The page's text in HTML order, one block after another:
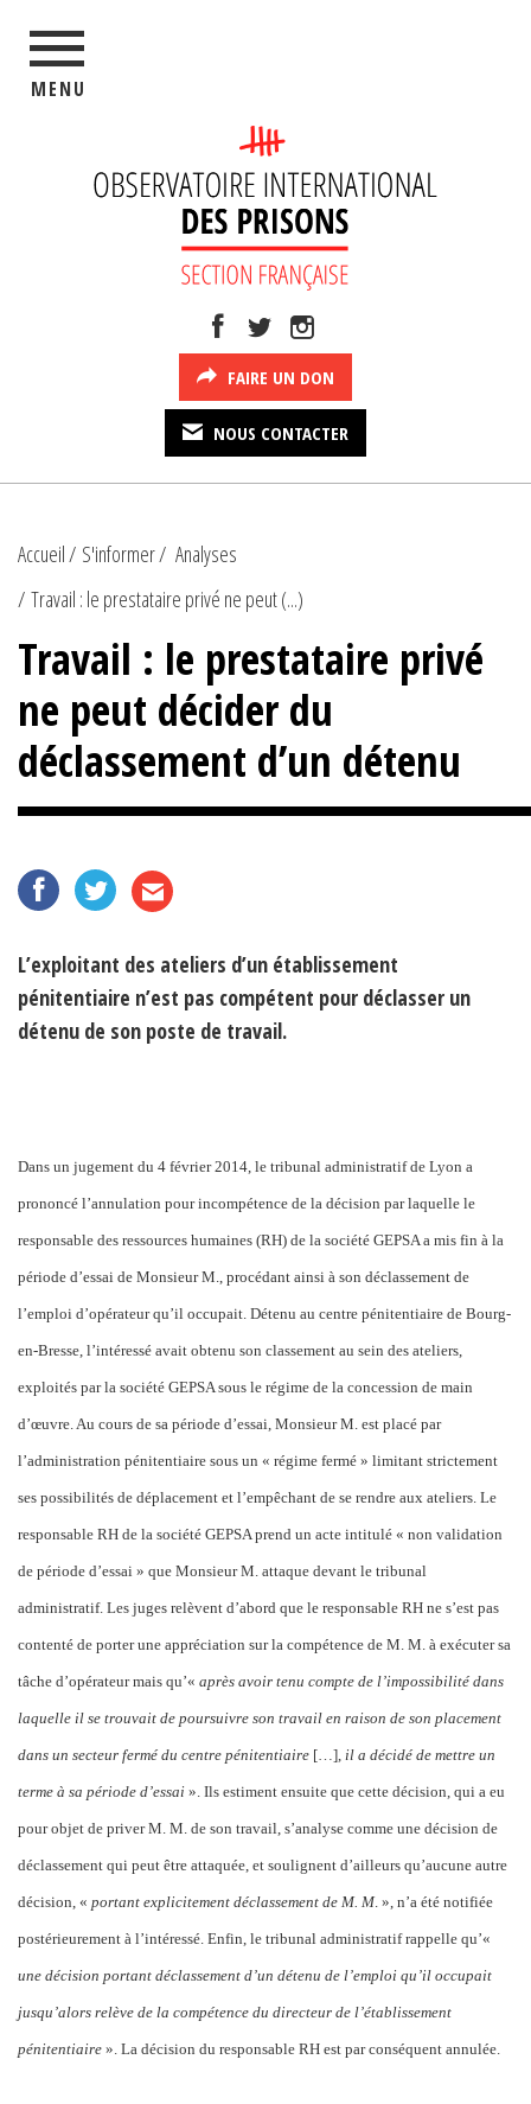
MENU
FAIRE UN DON
NOUS CONTACTER
Accueil S'informer
Analyses
Travail : le prestataire privé ne peut (...)
Travail : le prestataire privé
ne peut décider du
déclassement d’un détenu
L’exploitant des ateliers d’un établissement
pénitentiaire n’est pas compétent pour déclasser un
détenu de son poste de travail.
Dans un jugement du 4 février 2014, le tribunal administratif de Lyon a
prononcé l’annulation pour incompétence de la décision par laquelle le
responsable des ressources humaines (RH) de la société GEPSA a mis fin à la
période d’essai de Monsieur M., procédant ainsi à son déclassement de
l’emploi d’opérateur qu’il occupait. Détenu au centre pénitentiaire de Bourg-
en-Bresse, l’intéressé avait obtenu son classement au sein des ateliers,
exploités par la société GEPSA sous le régime de la concession de main
d’œuvre. Au cours de sa période d’essai, Monsieur M. est placé par
l’administration pénitentiaire sous un « régime fermé » limitant strictement
ses possibilités de déplacement et l’empêchant de se rendre aux ateliers. Le
responsable RH de la société GEPSA prend un acte intitulé « non validation
de période d’essai » que Monsieur M. attaque devant le tribunal
administratif. Les juges relèvent d’abord que le responsable RH ne s’est pas
contenté de porter une appréciation sur la compétence de M. M. à exécuter sa
tâche d’opérateur mais qu’« après avoir tenu compte de l’impossibilité dans
laquelle il se trouvait de poursuivre son travail en raison de son placement
dans un secteur fermé du centre pénitentiaire […], il a décidé de mettre un
terme à sa période d’essai ». Ils estiment ensuite que cette décision, qui a eu
pour objet de priver M. M. de son travail, s’analyse comme une décision de
déclassement qui peut être attaquée, et soulignent d’ailleurs qu’aucune autre
décision, « portant explicitement déclassement de M. M. », n’a été notifiée
postérieurement à l’intéressé. Enfin, le tribunal administratif rappelle qu’«
une décision portant déclassement d’un détenu de l’emploi qu’il occupait
jusqu’alors relève de la compétence du directeur de l’établissement
pénitentiaire ». La décision du responsable RH est par conséquent annulée.